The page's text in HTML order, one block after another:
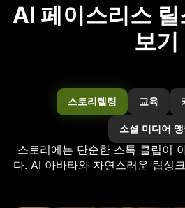
AI 페이스리스
보기
스토리텔링 교육
소셜 미디어 앵
스토리에는 단순한 스톡 클립이
다. AI 아바타와 자연스러운 립싱